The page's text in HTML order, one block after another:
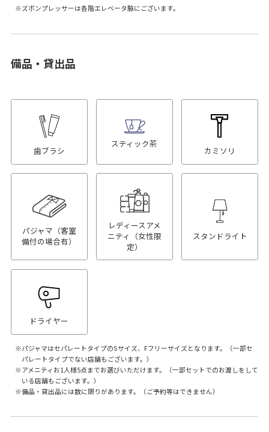
ズボンプレッサーは各階エレベータ脇にございます。
備品・貸出品
歯ブラシ
スティック茶
カミソリ
パジャマ（客室
備付の場合有）
レディースアメ
ニティ（女性限
定）
スタンドライト
ドライヤー
パジャマはセパレートタイプのSサイズ、Fフリーサイズとなります。（一部セ
パレートタイプでない店舗もございます。）
アメニティお1人様5点までお選びいただけます。（一部セットでのお渡しをして
いる店舗もございます。）
備品・貸出品には数に限りがあります。（ご予約等はできません）